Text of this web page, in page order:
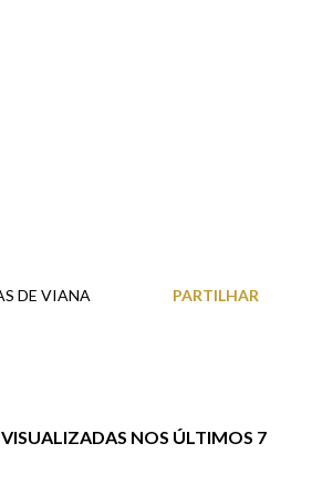
DE VIANA PARTILHAR
NOS ÚLTIMOS 7